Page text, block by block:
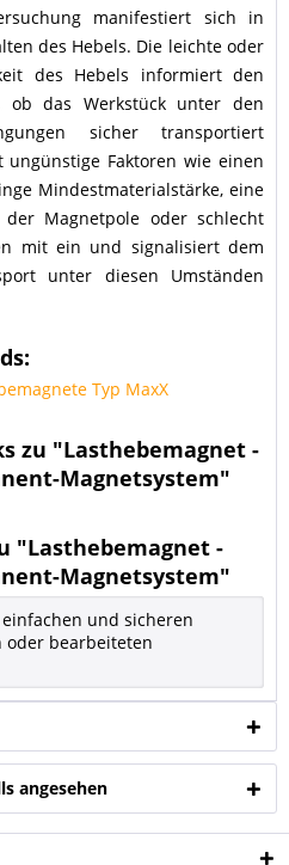
manifestiert sich in
des Hebels. Die leichte oder
des Hebels informiert den
ob das Werkstück unter den
sicher transportiert
Faktoren wie einen
Mindestmaterialstärke, eine
der Magnetpole oder schlecht
mit ein und signalisiert dem
unter diesen Umständen
Typ MaxX
zu "Lasthebemagnet -
Magnetsystem"
"Lasthebemagnet -
Magnetsystem"
und sicheren
oder bearbeiteten
angesehen